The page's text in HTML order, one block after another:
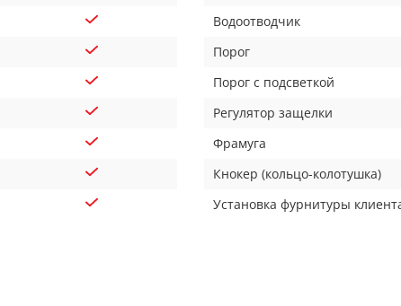
Водоотводчик
Порог
Порог с подсветкой
Регулятор защелки
Фрамуга
Кнокер (кольцо-колотушка)
Установка фурнитуры